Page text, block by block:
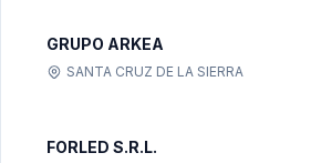
GRUPO ARKEA
SANTA CRUZ DE LA SIERRA
FORLED S.R.L.